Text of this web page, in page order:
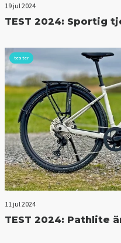
19 jul 2024
TEST 2024: Sportig
tester
11 jul 2024
TEST 2024: Pathlite